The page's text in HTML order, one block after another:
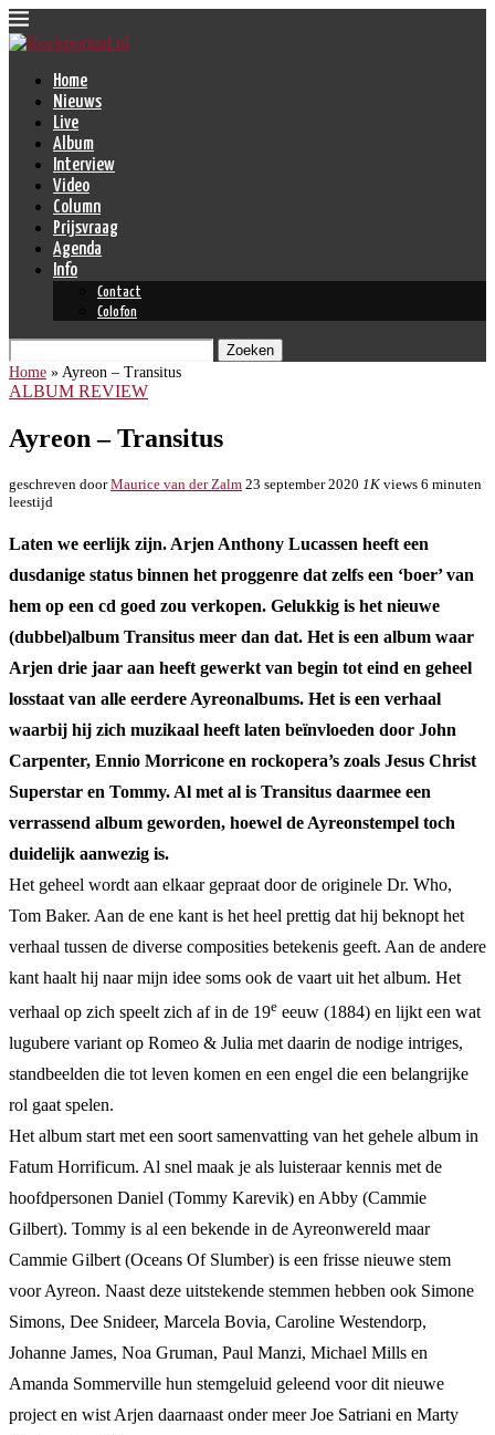
Home
Nieuws
Live
Album
Interview
Video
Column
Prijsvraag
Agenda
Info
Contact
Colofon
Zoeken
Home » Ayreon – Transitus
ALBUM REVIEW
Ayreon – Transitus
geschreven doorMaurice van der Zalm 23 september 2020 1K views 6 minuten
leestijd
Laten we eerlijk zijn. Arjen Anthony Lucassen heeft een
dusdanige status binnen het proggenre dat zelfs een ‘boer’ van
hem op een cd goed zou verkopen. Gelukkig is het nieuwe
(dubbel)album Transitus meer dan dat. Het is een album waar
Arjen drie jaar aan heeft gewerkt van begin tot eind en geheel
losstaat van alle eerdere Ayreonalbums. Het is een verhaal
waarbij hij zich muzikaal heeft laten beïnvloeden door John
Carpenter, Ennio Morricone en rockopera’s zoals Jesus Christ
Superstar en Tommy. Al met al is Transitus daarmee een
verrassend album geworden, hoewel de Ayreonstempel toch
duidelijk aanwezig is.
Het geheel wordt aan elkaar gepraat door de originele Dr. Who,
Tom Baker. Aan de ene kant is het heel prettig dat hij beknopt het
verhaal tussen de diverse composities betekenis geeft. Aan de andere
kant haalt hij naar mijn idee soms ook de vaart uit het album. Het
verhaal op zich speelt zich af in de 19e eeuw (1884) en lijkt een wat
lugubere variant op Romeo & Julia met daarin de nodige intriges,
standbeelden die tot leven komen en een engel die een belangrijke
rol gaat spelen.
Het album start met een soort samenvatting van het gehele album in
Fatum Horrificum. Al snel maak je als luisteraar kennis met de
hoofdpersonen Daniel (Tommy Karevik) en Abby (Cammie
Gilbert). Tommy is al een bekende in de Ayreonwereld maar
Cammie Gilbert (Oceans Of Slumber) is een frisse nieuwe stem
voor Ayreon. Naast deze uitstekende stemmen hebben ook Simone
Simons, Dee Snideer, Marcela Bovia, Caroline Westendorp,
Johanne James, Noa Gruman, Paul Manzi, Michael Mills en
Amanda Sommerville hun stemgeluid geleend voor dit nieuwe
project en wist Arjen daarnaast onder meer Joe Satriani en Marty